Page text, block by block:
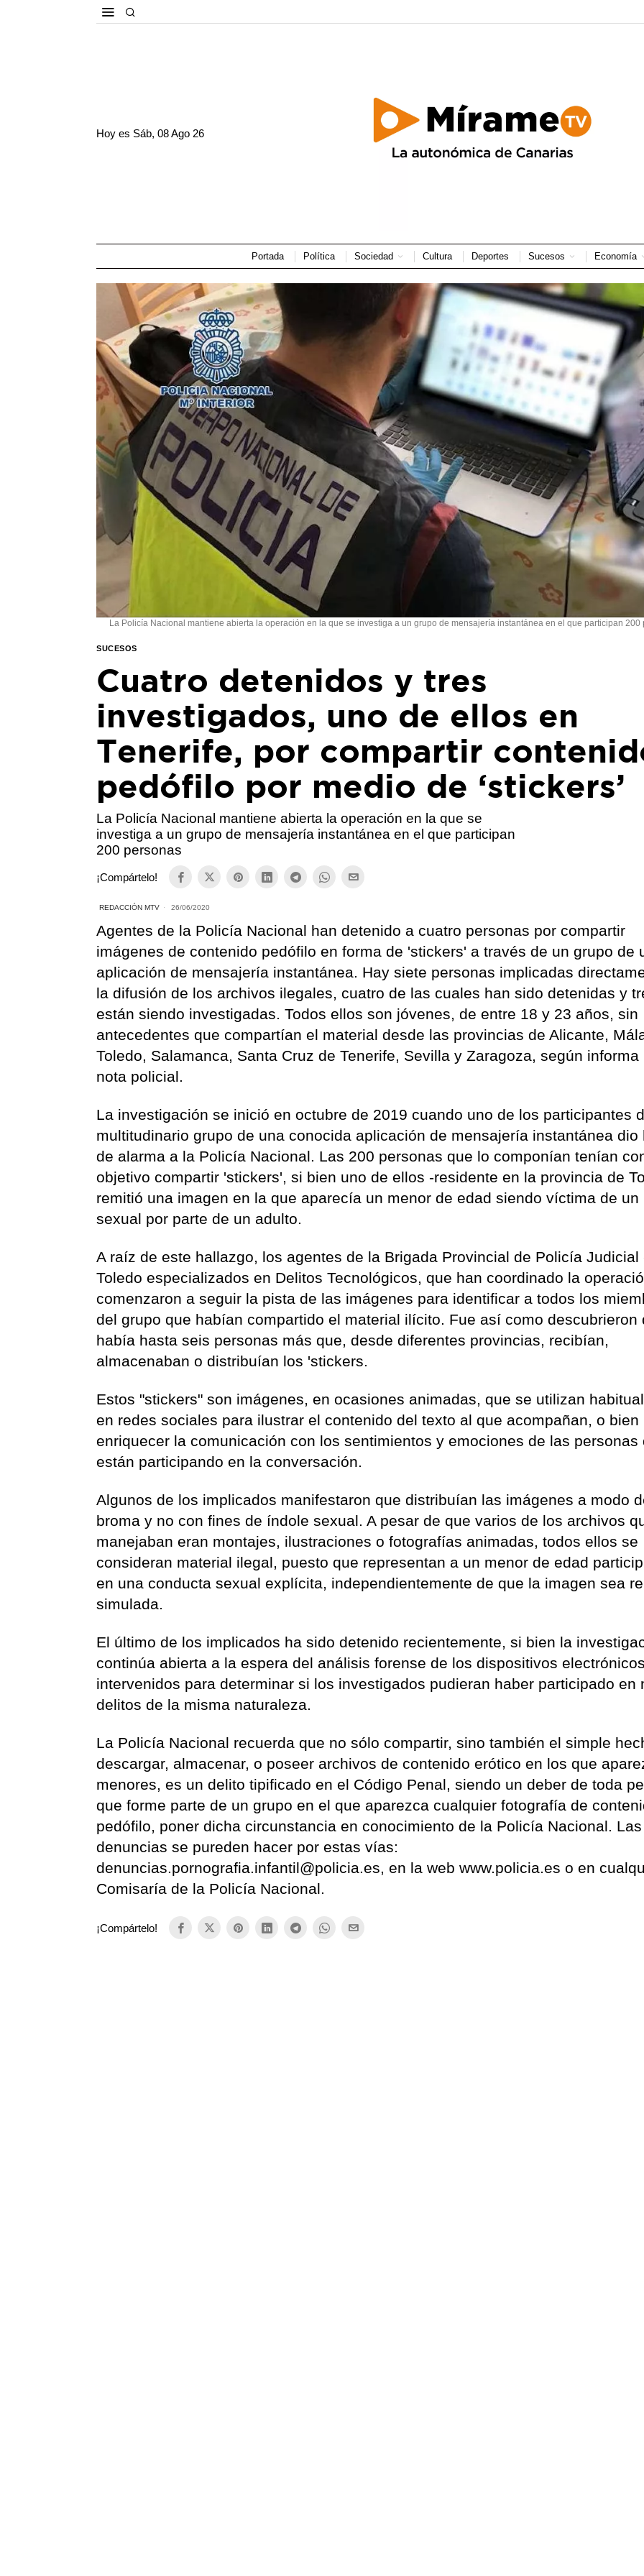
Hoy es Sáb, 08 Ago 26
Portada Política Sociedad Cultura Deportes Sucesos Economía
La Policía Nacional mantiene abierta la operación en la que se investiga a un grupo de mensajería instantánea en el que participan 200
SUCESOS
Cuatro detenidos y tres
investigados, uno de ellos en
Tenerife, por compartir
pedófilo por medio de ‘stickers’
La Policía Nacional mantiene abierta la operación en la que se
investiga a un grupo de mensajería instantánea en el que participan
200 personas
¡Compártelo!
REDACCIÓN MTV 26/06/2020
Agentes de la Policía Nacional han detenido a cuatro personas por compartir
imágenes de contenido pedófilo en forma de 'stickers' a través de un grupo de
aplicación de mensajería instantánea. Hay siete personas implicadas
la difusión de los archivos ilegales, cuatro de las cuales han sido detenidas y
están siendo investigadas. Todos ellos son jóvenes, de entre 18 y 23 años, sin
antecedentes que compartían el material desde las provincias de Alicante,
Toledo, Salamanca, Santa Cruz de Tenerife, Sevilla y Zaragoza, según informa
nota policial.
La investigación se inició en octubre de 2019 cuando uno de los participantes
multitudinario grupo de una conocida aplicación de mensajería instantánea dio
de alarma a la Policía Nacional. Las 200 personas que lo componían tenían
objetivo compartir 'stickers', si bien uno de ellos -residente en la provincia de
remitió una imagen en la que aparecía un menor de edad siendo víctima de un
sexual por parte de un adulto.
A raíz de este hallazgo, los agentes de la Brigada Provincial de Policía Judicial
Toledo especializados en Delitos Tecnológicos, que han coordinado la
comenzaron a seguir la pista de las imágenes para identificar a todos los
del grupo que habían compartido el material ilícito. Fue así como descubrieron
había hasta seis personas más que, desde diferentes provincias, recibían,
almacenaban o distribuían los 'stickers.
Estos "stickers" son imágenes, en ocasiones animadas, que se utilizan
en redes sociales para ilustrar el contenido del texto al que acompañan, o bien
enriquecer la comunicación con los sentimientos y emociones de las personas
están participando en la conversación.
Algunos de los implicados manifestaron que distribuían las imágenes a modo
broma y no con fines de índole sexual. A pesar de que varios de los archivos
manejaban eran montajes, ilustraciones o fotografías animadas, todos ellos se
consideran material ilegal, puesto que representan a un menor de edad
en una conducta sexual explícita, independientemente de que la imagen sea
simulada.
El último de los implicados ha sido detenido recientemente, si bien la
continúa abierta a la espera del análisis forense de los dispositivos electrónicos
intervenidos para determinar si los investigados pudieran haber participado en
delitos de la misma naturaleza.
La Policía Nacional recuerda que no sólo compartir, sino también el simple
descargar, almacenar, o poseer archivos de contenido erótico en los que
menores, es un delito tipificado en el Código Penal, siendo un deber de toda
que forme parte de un grupo en el que aparezca cualquier fotografía de
pedófilo, poner dicha circunstancia en conocimiento de la Policía Nacional. Las
denuncias se pureden hacer por estas vías:
denuncias.pornografia.infantil@policia.es, en la web www.policia.es o en
Comisaría de la Policía Nacional.
¡Compártelo!